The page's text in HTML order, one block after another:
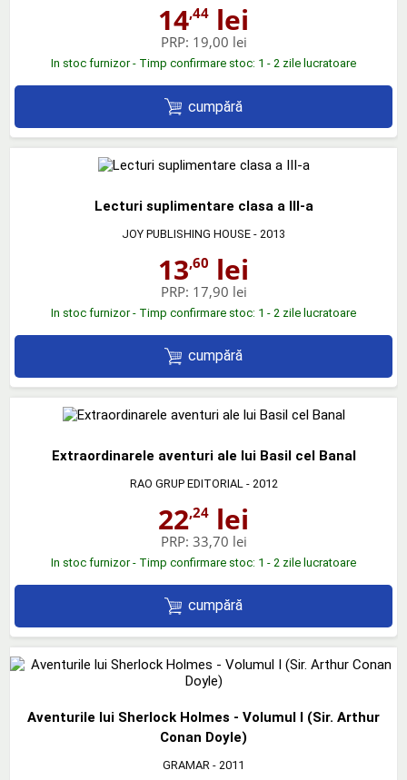
14,44 lei
PRP: 19,00 lei
In stoc furnizor - Timp confirmare stoc: 1 - 2 zile lucratoare
cumpără
Lecturi suplimentare clasa a III-a
JOY PUBLISHING HOUSE - 2013
13,60 lei
PRP: 17,90 lei
In stoc furnizor - Timp confirmare stoc: 1 - 2 zile lucratoare
cumpără
Extraordinarele aventuri ale lui Basil cel Banal
RAO GRUP EDITORIAL - 2012
22,24 lei
PRP: 33,70 lei
In stoc furnizor - Timp confirmare stoc: 1 - 2 zile lucratoare
cumpără
Aventurile lui Sherlock Holmes - Volumul I (Sir. Arthur
Conan Doyle)
GRAMAR - 2011